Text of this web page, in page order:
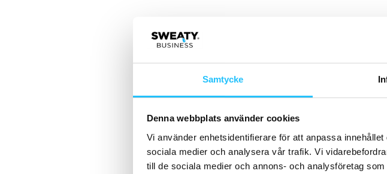
Samtycke
Denna webbplats använder cookies
Vi använder enhetsidentifierare för att anpassa
sociala medier och analysera vår trafik. Vi
till de sociala medier och annons- och analysföretag